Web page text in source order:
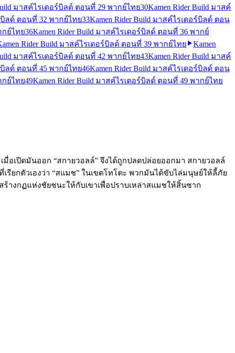
มาสค์ไรเดอร์บิลด์ ตอนที่ 29 พากย์ไทย30Kamen Rider Build มาสค์
บิลด์ ตอนที่ 32 พากย์ไทย33Kamen Rider Build มาสค์ไรเดอร์บิลด์ ตอน
กย์ไทย36Kamen Rider Build มาสค์ไรเดอร์บิลด์ ตอนที่ 36 พากย์
Rider Build มาสค์ไรเดอร์บิลด์ ตอนที่ 39 พากย์ไทย
Kamen
มาสค์ไรเดอร์บิลด์ ตอนที่ 42 พากย์ไทย43Kamen Rider Build มาสค์
บิลด์ ตอนที่ 45 พากย์ไทย46Kamen Rider Build มาสค์ไรเดอร์บิลด์ ตอน
กย์ไทย49Kamen Rider Build มาสค์ไรเดอร์บิลด์ ตอนที่ 49 พากย์ไทย
มื่อเปิดมันออก “สกายวอลล์” จึงได้ถูกปลดปล่อยออกมา สกายวอลล์
รียกตัวเองว่า “สแมช” ในเขตโทโตะ พวกมันได้ขับไล่มนุษย์ให้ลี้ภัย
างกฏแห่งชัยชนะให้กับเขาเพื่อปราบเหล่าสแมชให้สิ้นซาก